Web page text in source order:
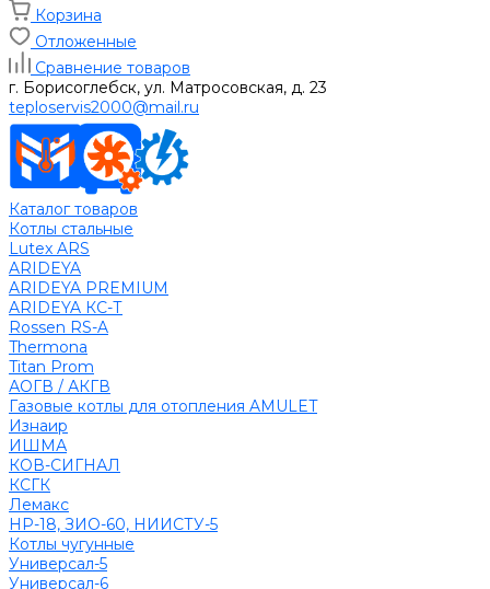
Корзина
Отложенные
Сравнение товаров
г. Борисоглебск, ул. Матросовская, д. 23
teploservis2000@mail.ru
Каталог товаров
Котлы стальные
Lutex ARS
ARIDEYA
ARIDEYA PREMIUM
ARIDEYA КС-Т
Rossen RS-A
Thermona
Titan Prom
АОГВ / АКГВ
Газовые котлы для отопления AMULET
Изнаир
ИШМА
КОВ-СИГНАЛ
КСГК
Лемакс
НР-18, ЗИО-60, НИИСТУ-5
Котлы чугунные
Универсал-5
Универсал-6